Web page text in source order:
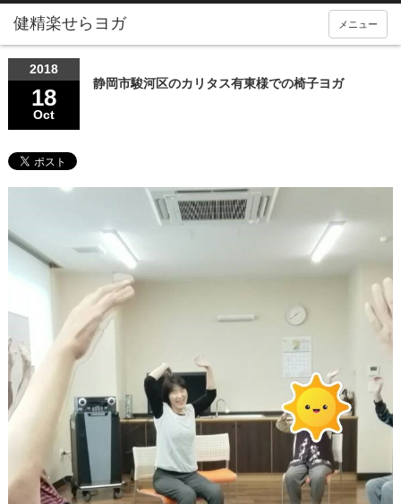
メニュー
2018
18
Oct
静岡市駿河区のカリタス有東様での椅子ヨガ